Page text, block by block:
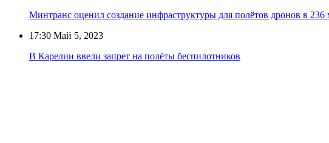
Минтранс оценил создание инфраструктуры для полётов дронов в 236
17:30 Май 5, 2023
В Карелии ввели запрет на полёты беспилотников